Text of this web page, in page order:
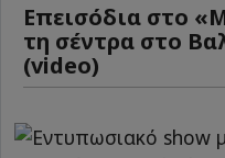
Επεισόδια στο
τη σέντρα στο
(video)